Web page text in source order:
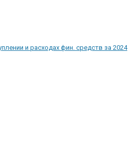
и расходах фин. средств за 2024